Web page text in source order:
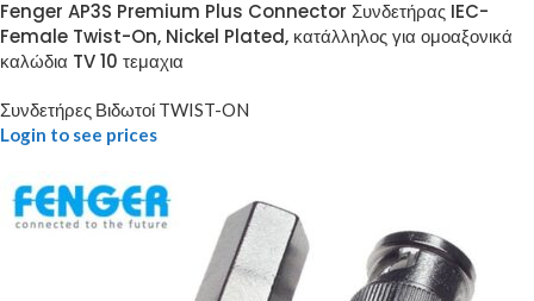
Fenger AP3S Premium Plus Connector Συνδετήρας IEC-
Female Twist-On, Nickel Plated, κατάλληλος για ομοαξονικά
καλώδια TV 10 τεμαχια
Συνδετήρες Βιδωτοί TWIST-ON
Login to see prices